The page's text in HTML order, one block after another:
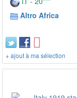
Altro Africa
+ ajout à ma sélection